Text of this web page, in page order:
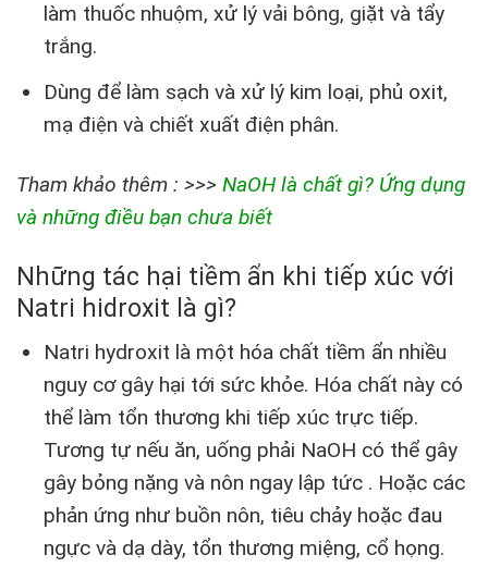
làm thuốc nhuộm, xử lý vải bông, giặt và tẩy
trắng.
Dùng để làm sạch và xử lý kim loại, phủ oxit,
mạ điện và chiết xuất điện phân.
Tham khảo thêm : >>> NaOH là chất gì? Ứng dụng
và những điều bạn chưa biết
Những tác hại tiềm ẩn khi tiếp xúc với
Natri hidroxit là gì?
Natri hydroxit là một hóa chất tiềm ẩn nhiều
nguy cơ gây hại tới sức khỏe. Hóa chất này có
thể làm tổn thương khi tiếp xúc trực tiếp.
Tương tự nếu ăn, uống phải NaOH có thể gây
gây bỏng nặng và nôn ngay lập tức . Hoặc các
phản ứng như buồn nôn, tiêu chảy hoặc đau
ngực và dạ dày, tổn thương miệng, cổ họng.